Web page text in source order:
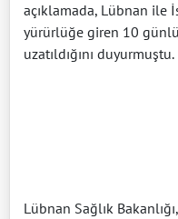
açıklamada, Lübnan ile
yürürlüğe giren 10
uzatıldığını duyurmuştu.
Lübnan Sağlık